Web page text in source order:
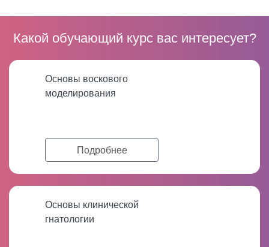
Какой обучающий курс вас интересует?
Основы воскового
моделирования
Подробнее
Основы клинической
гнатологии